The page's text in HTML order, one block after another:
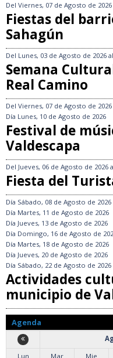
Del Viernes, 07 de Agosto de 2026
Fiestas del
Sahagún
Del Lunes, 03 de Agosto de 2026 al
Semana
Real Camino
Del Viernes, 07 de Agosto de 2026
Día Lunes, 10 de Agosto de 2026
Festival de
Valdescapa
Del Jueves, 06 de Agosto de 2026
Fiesta del
Día Sábado, 08 de Agosto de 2026
Día Martes, 11 de Agosto de 2026
Día Jueves, 13 de Agosto de 2026
Día Domingo, 16 de Agosto de
Día Martes, 18 de Agosto de 2026
Día Jueves, 20 de Agosto de 2026
Día Sábado, 22 de Agosto de 2026
Actividades
municipio de
Agenda
Lun
Mar Mie